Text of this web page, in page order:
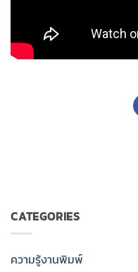
CATEGORIES
ความรู้งานพิมพ์